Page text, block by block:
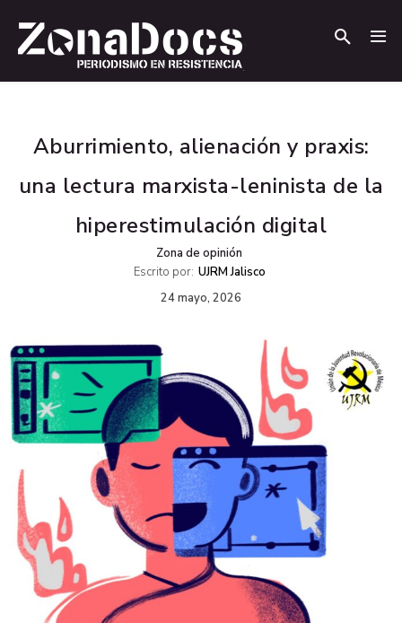
Aburrimiento, alienación y praxis:
una lectura marxista-leninista de la
hiperestimulación digital
Zona de opinión
Escrito por: UJRM Jalisco
24 mayo, 2026